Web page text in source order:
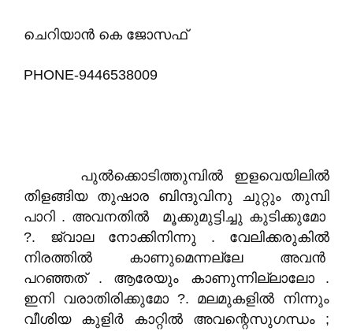
ചെറിയാൻ കെ ജോസഫ്
PHONE-9446538009
പുൽക്കൊടിത്തുമ്പിൽ ഇളവെയിലിൽ
തിളങ്ങിയ തുഷാര ബിന്ദുവിനു ചുറ്റും തുമ്പി
പാറി . അവനതിൽ മൂക്കുമുട്ടിച്ചു കുടിക്കുമോ
?. ജ്വാല നോക്കിനിന്നു . വേലിക്കരുകിൽ
നിരത്തിൽ കാണുമെന്നല്ലേ അവൻ
പറഞ്ഞത് . ആരേയും കാണുന്നില്ലാലോ .
ഇനി വരാതിരിക്കുമോ ?. മലമുകളിൽ നിന്നും
വീശിയ കുളിർ കാറ്റിൽ അവന്റെസുഗന്ധം ;